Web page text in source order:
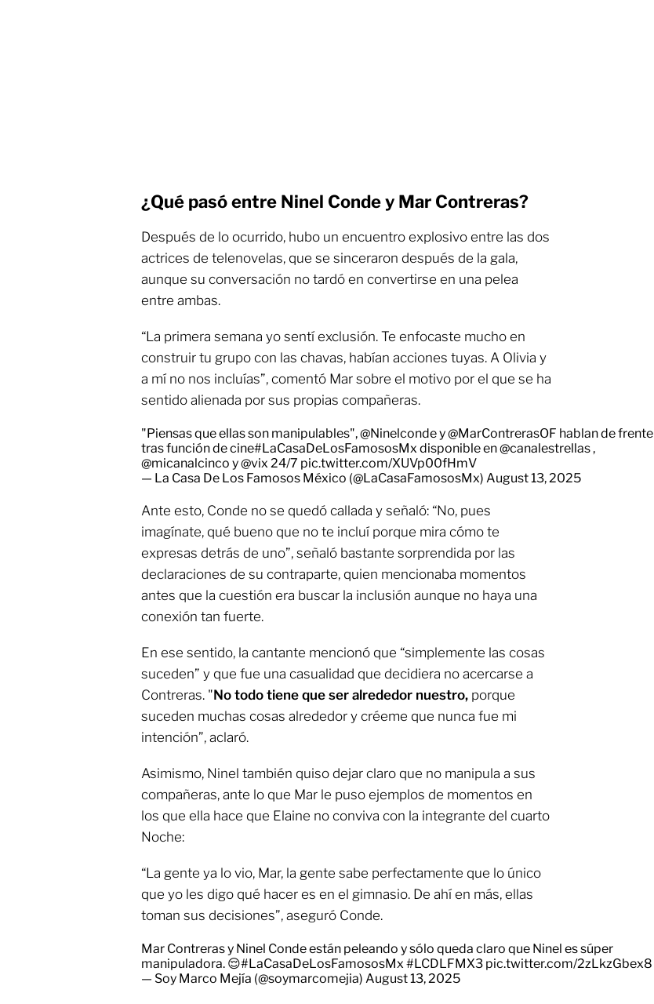
¿Qué pasó entre Ninel Conde y Mar Contreras?
Después de lo ocurrido, hubo un encuentro explosivo entre las dos
actrices de telenovelas, que se sinceraron después de la gala,
aunque su conversación no tardó en convertirse en una pelea
entre ambas.
“La primera semana yo sentí exclusión. Te enfocaste mucho en
construir tu grupo con las chavas, habían acciones tuyas. A Olivia y
a mí no nos incluías”, comentó Mar sobre el motivo por el que se ha
sentido alienada por sus propias compañeras.
"Piensas que ellas son manipulables",@Ninelcondey@MarContrerasOF hablan de frente
tras función de cine#LaCasaDeLosFamososMx disponible en@canalestrellas,
@micanalcinco y@vix 24/7 pic.twitter.com/XUVp00fHmV
— La Casa De Los Famosos México (@LaCasaFamososMx) August 13, 2025
Ante esto, Conde no se quedó callada y señaló: “No, pues
imagínate, qué bueno que no te incluí porque mira cómo te
expresas detrás de uno”, señaló bastante sorprendida por las
declaraciones de su contraparte, quien mencionaba momentos
antes que la cuestión era buscar la inclusión aunque no haya una
conexión tan fuerte.
En ese sentido, la cantante mencionó que “simplemente las cosas
suceden” y que fue una casualidad que decidiera no acercarse a
Contreras. "No todo tiene que ser alrededor nuestro, porque
suceden muchas cosas alrededor y créeme que nunca fue mi
intención”, aclaró.
Asimismo, Ninel también quiso dejar claro que no manipula a sus
compañeras, ante lo que Mar le puso ejemplos de momentos en
los que ella hace que Elaine no conviva con la integrante del cuarto
Noche:
“La gente ya lo vio, Mar, la gente sabe perfectamente que lo único
que yo les digo qué hacer es en el gimnasio. De ahí en más, ellas
toman sus decisiones”, aseguró Conde.
Mar Contreras y Ninel Conde están peleando y sólo queda claro que Ninel es súper
manipuladora. 😌#LaCasaDeLosFamososMx #LCDLFMX3 pic.twitter.com/2zLkzGbex8
— Soy Marco Mejía (@soymarcomejia) August 13, 2025